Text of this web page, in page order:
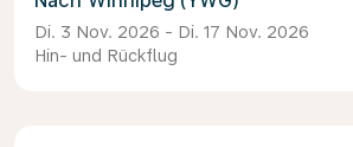
Di. 3 Nov. 2026 - Di. 17 Nov. 2026
Hin- und Rückflug